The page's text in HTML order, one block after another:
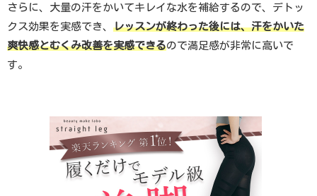
さらに、大量の汗をかいてキレイな水を補給するので、デトッ
クス効果を実感でき、 レッスンが終わった後には、汗をかいた
爽快感とむくみ改善を実感できるので満足感が非常に高いで
す。